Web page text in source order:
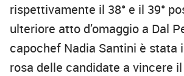
rispettivamente il 38° e il 39°
ulteriore atto d’omaggio a Dal
capochef Nadia Santini è stata
rosa delle candidate a vincere